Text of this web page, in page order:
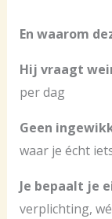
En waarom
Hij vraagt
per dag
Geen
waar je écht
Je bepaalt je
verplichting,